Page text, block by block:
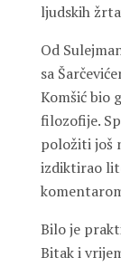
ljudskih
Od
sa
Komšić bio
filozofije.
položiti još
izdiktirao
Bilo je
Bitak i